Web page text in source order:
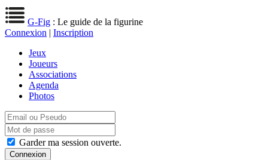
G-Fig : Le guide de la figurine
Connexion | Inscription
Jeux
Joueurs
Associations
Agenda
Photos
Garder ma session ouverte.